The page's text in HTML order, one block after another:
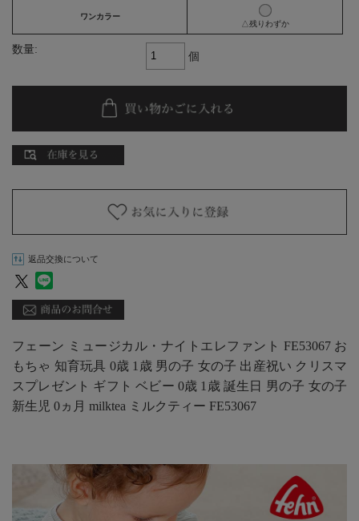
ワンカラー
△残りわずか
数量:
個
返品交換について
フェーン ミュージカル・ナイトエレファント FE53067 お
もちゃ 知育玩具 0歳 1歳 男の子 女の子 出産祝い クリスマ
スプレゼント ギフト ベビー 0歳 1歳 誕生日 男の子 女の子
新生児 0ヵ月 milktea ミルクティー FE53067